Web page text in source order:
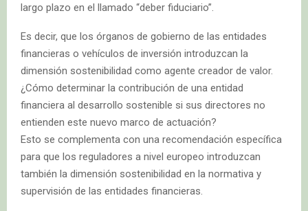
largo plazo en el llamado “deber fiduciario”.
Es decir, que los órganos de gobierno de las entidades
financieras o vehículos de inversión introduzcan la
dimensión sostenibilidad como agente creador de valor.
¿Cómo determinar la contribución de una entidad
financiera al desarrollo sostenible si sus directores no
entienden este nuevo marco de actuación?
Esto se complementa con una recomendación específica
para que los reguladores a nivel europeo introduzcan
también la dimensión sostenibilidad en la normativa y
supervisión de las entidades financieras.